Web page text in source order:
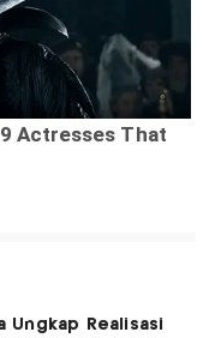
Ungkap Realisasi